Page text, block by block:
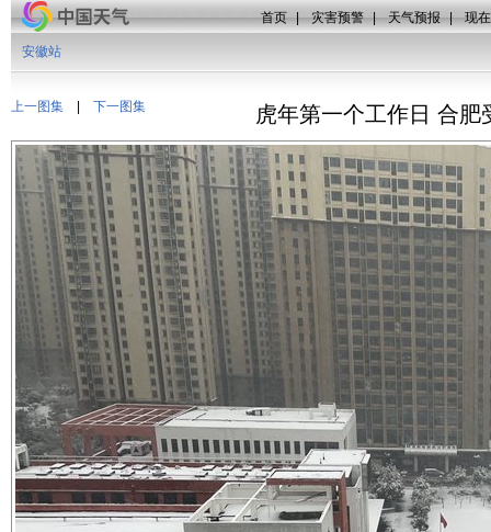
首页 | 灾害预警 | 天气预报 | 现
上一图集 下一图集
安徽站
虎年第一个工作日 合